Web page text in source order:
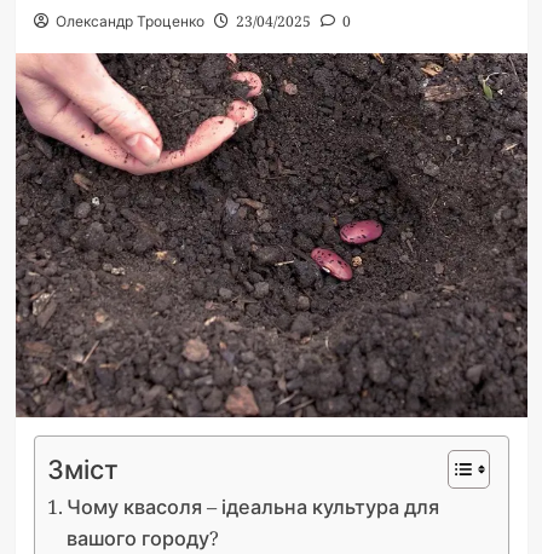
Олександр Троценко 23/04/2025 0
Зміст
Чому квасоля – ідеальна культура для
вашого городу?